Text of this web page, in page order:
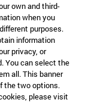
own and third-
when you
purposes.
information
privacy, or
You can select the
all. This banner
the two options.
please visit